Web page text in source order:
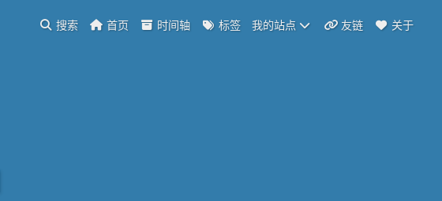
搜索 首页 时间轴 标签 我的站点 友链 关于